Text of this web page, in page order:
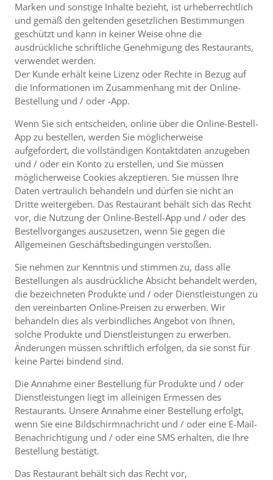
Marken und sonstige Inhalte bezieht, ist urheberrechtlich
und gemäß den geltenden gesetzlichen Bestimmungen
geschützt und kann in keiner Weise ohne die
ausdrückliche schriftliche Genehmigung des Restaurants,
verwendet werden.
Der Kunde erhält keine Lizenz oder Rechte in Bezug auf
die Informationen im Zusammenhang mit der Online-
Bestellung und / oder -App.
Wenn Sie sich entscheiden, online über die Online-Bestell-
App zu bestellen, werden Sie möglicherweise
aufgefordert, die vollständigen Kontaktdaten anzugeben
und / oder ein Konto zu erstellen, und Sie müssen
möglicherweise Cookies akzeptieren. Sie müssen Ihre
Daten vertraulich behandeln und dürfen sie nicht an
Dritte weitergeben. Das Restaurant behält sich das Recht
vor, die Nutzung der Online-Bestell-App und / oder des
Bestellvorganges auszusetzen, wenn Sie gegen die
Allgemeinen Geschäftsbedingungen verstoßen.
Sie nehmen zur Kenntnis und stimmen zu, dass alle
Bestellungen als ausdrückliche Absicht behandelt werden,
die bezeichneten Produkte und / oder Dienstleistungen zu
den vereinbarten Online-Preisen zu erwerben. Wir
behandeln dies als verbindliches Angebot von Ihnen,
solche Produkte und Dienstleistungen zu erwerben.
Änderungen müssen schriftlich erfolgen, da sie sonst für
keine Partei bindend sind.
Die Annahme einer Bestellung für Produkte und / oder
Dienstleistungen liegt im alleinigen Ermessen des
Restaurants. Unsere Annahme einer Bestellung erfolgt,
wenn Sie eine Bildschirmnachricht und / oder eine E-Mail-
Benachrichtigung und / oder eine SMS erhalten, die Ihre
Bestellung bestätigt.
Das Restaurant behält sich das Recht vor,